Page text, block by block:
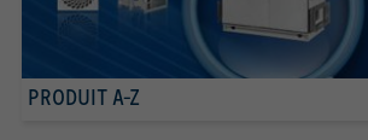
PRODUIT A-Z